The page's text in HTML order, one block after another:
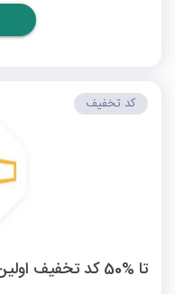
تا %50 کد تخفیف اولین خرید فیلیمو
کد تخفیف